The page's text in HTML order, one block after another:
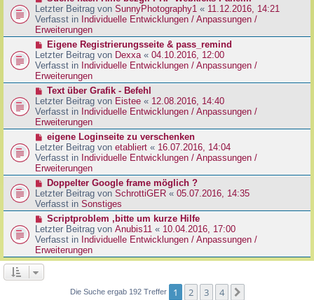
t
r
a
g
r
B
e
i
r
a
g
e
u
e
r
B
e
i
t
a
g
Letzter Beitrag von SunnyPhotography1 « 11.12.2016, 14:21
Verfasst in Individuelle Entwicklungen / Anpassungen /
Erweiterungen
N
e
u
e
r
B
e
i
t
a
g
Eigene Registrierungsseite & pass_remind
Letzter Beitrag von Dexxa« 04.10.2016, 12:00
Verfasst in Individuelle Entwicklungen / Anpassungen /
Erweiterungen
N
e
u
e
r
B
e
i
t
a
g
Text über Grafik - Befehl
Letzter Beitrag von Eistee « 12.08.2016, 14:40
Verfasst in Individuelle Entwicklungen / Anpassungen /
Erweiterungen
N
e
u
e
r
B
e
i
r
a
g
eigene Loginseite zu verschenken
Letzter Beitrag von etabliert « 16.07.2016, 14:04
Verfasst in Individuelle Entwicklungen / Anpassungen /
Erweiterungen
N
e
u
e
r
B
e
i
t
r
Doppelter Google frame möglich ?
Letzter Beitrag von SchrottiGER « 05.07.2016, 14:35
Verfasst in Sonstiges
N
e
u
e
r
e
Scriptproblem ,bitte um kurze Hilfe
Letzter Beitrag von Anubis11 « 10.04.2016, 17:00
Verfasst in Individuelle Entwicklungen / Anpassungen /
Erweiterungen
Die Suche ergab 192 Treffer 1 2 3 4